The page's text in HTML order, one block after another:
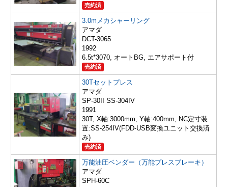
売約済
3.0mメカシャーリング
アマダ
DCT-3065
1992
6.5t*3070, オートBG, エアサポート付
売約済
30Tセットプレス
アマダ
SP-30II SS-304IV
1991
30T, X軸:3000mm, Y軸:400mm, NC定寸装
置:SS-254IV(FDD-USB変換ユニット交換済
み)
売約済
万能油圧ベンダー（万能プレスブレーキ）
アマダ
SPH-60C